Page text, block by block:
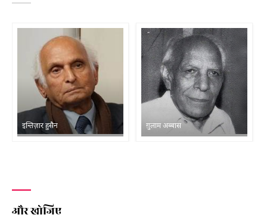
इन्तिज़ार हुसैन ग़ुलाम अब्बास
और खोजिए